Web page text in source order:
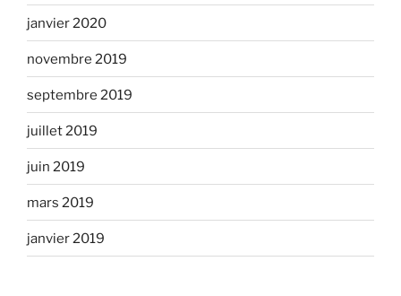
janvier 2020
novembre 2019
septembre 2019
juillet 2019
juin 2019
mars 2019
janvier 2019